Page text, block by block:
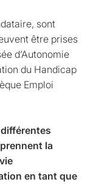
sont
être prises
d’Autonomie
du Handicap
Emploi
la
en tant que